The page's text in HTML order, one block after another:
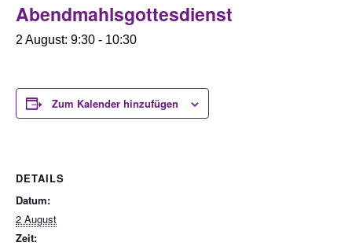
Abendmahlsgottesdienst
2 August: 9:30 - 10:30
Zum Kalender hinzufügen
DETAILS
Datum:
2 August
Zeit: